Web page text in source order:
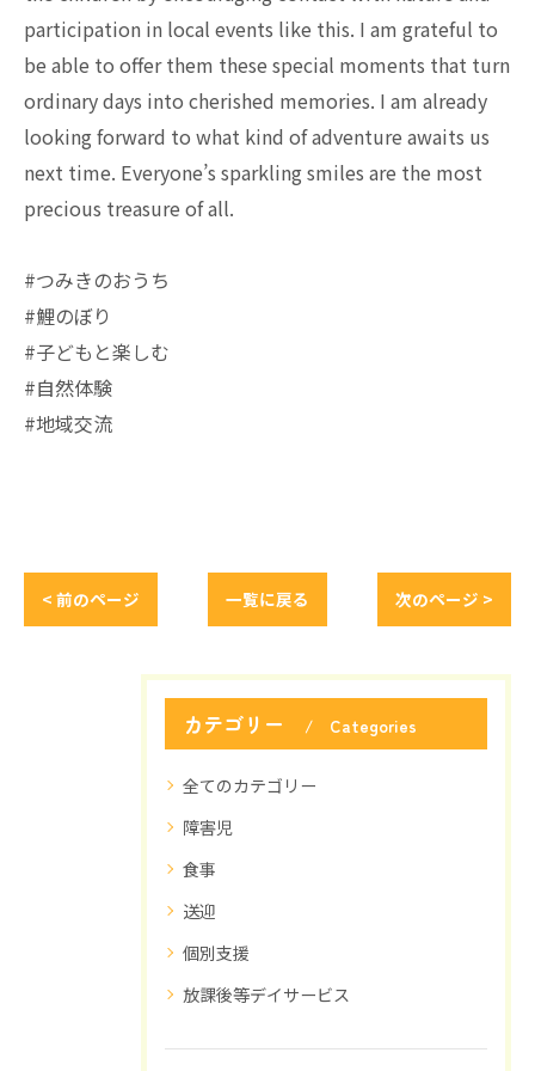
participation in local events like this. I am grateful to
be able to offer them these special moments that turn
ordinary days into cherished memories. I am already
looking forward to what kind of adventure awaits us
next time. Everyone’s sparkling smiles are the most
precious treasure of all.
#つみきのおうち
#鯉のぼり
#子どもと楽しむ
#自然体験
#地域交流
< 前のページ 一覧に戻る 次のページ >
カテゴリー Categories
全てのカテゴリー
障害児
食事
送迎
個別支援
放課後等デイサービス